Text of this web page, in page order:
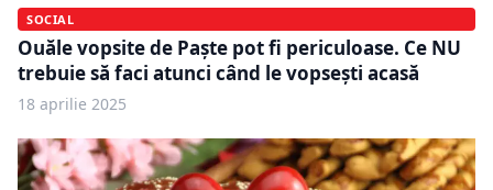
SOCIAL
Ouăle vopsite de Paște pot fi periculoase. Ce NU
trebuie să faci atunci când le vopsești acasă
18 aprilie 2025